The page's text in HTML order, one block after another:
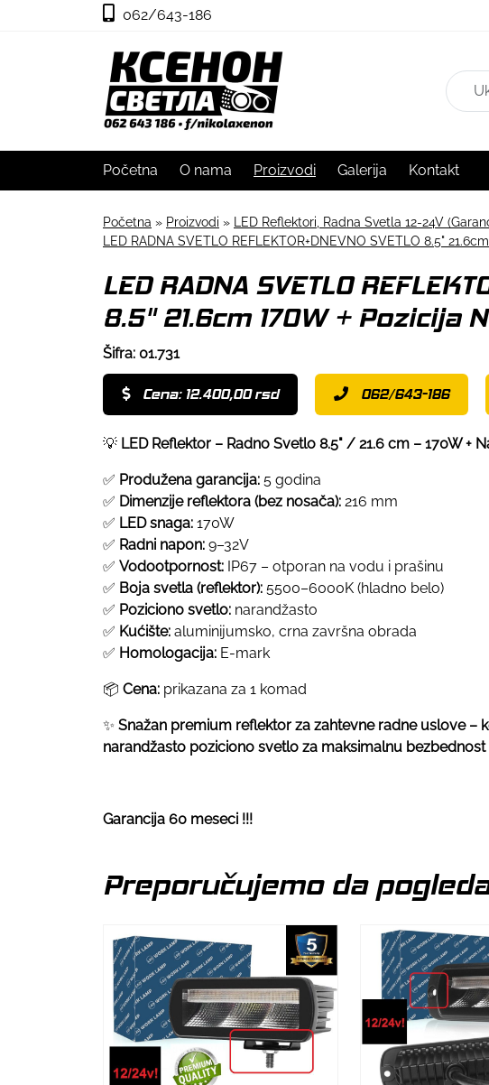
062/643-186
Početna O nama Proizvodi Galerija Kontakt
Početna » Proizvodi » LED Reflektori, Radna Svetla 12-24V
LED RADNA SVETLO REFLEKTOR+DNEVNO SVETLO 8.5"
LED RADNA SVETLO
8.5" 21.6cm 170W + Pozicija
Šifra: 01.731
Cena: 12.400,00 rsd 062/643-186
💡 LED Reflektor – Radno Svetlo 8.5" / 21.6 cm – 170W +
✅ Produžena garancija: 5 godina
✅ Dimenzije reflektora (bez nosača): 216 mm
✅ LED snaga: 170W
✅ Radni napon: 9–32V
✅ Vodootpornost: IP67 – otporan na vodu i prašinu
✅ Boja svetla (reflektor): 5500–6000K (hladno belo)
✅ Poziciono svetlo: narandžasto
✅ Kućište: aluminijumsko, crna završna obrada
✅ Homologacija: E-mark
📦 Cena: prikazana za 1 komad
✨ Snažan premium reflektor za zahtevne radne uslove –
narandžasto poziciono svetlo za maksimalnu
Garancija 60 meseci !!!
Preporučujemo da